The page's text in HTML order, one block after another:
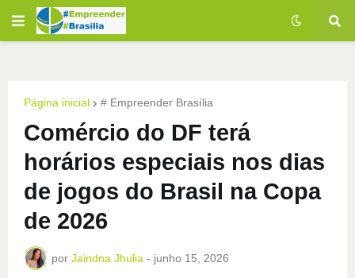
Página inicial # Empreender Brasília
Comércio do DF terá
horários especiais nos dias
de jogos do Brasil na Copa
de 2026
por Jaindna Jhulia - junho 15, 2026